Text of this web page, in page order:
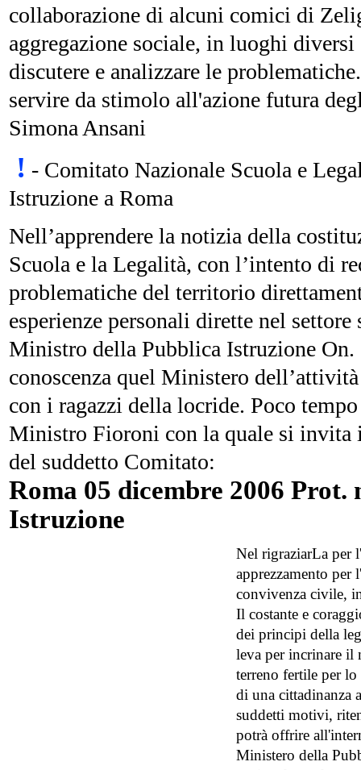
collaborazione di alcuni comici di
aggregazione sociale, in luoghi
discutere e analizzare le
servire da stimolo all'azione futura
Simona Ansani
! - Comitato Nazionale Scuola e
Istruzione a Roma
Nell’apprendere la notizia della
Scuola e la Legalità, con l’intento di
problematiche del territorio
esperienze personali dirette nel
Ministro della Pubblica Istruzione
conoscenza quel Ministero
con i ragazzi della locride. Poco
Ministro Fioroni con la quale si
del suddetto Comitato:
Roma 05 dicembre 2006
Istruzione
Nel rigraziarLa per
apprezzamento
convivenza civile,
Il costante e
dei principi della
leva per incrinare il
terreno fertile per
di una cittadinanza
suddetti motivi,
potrà offrire
Ministero della